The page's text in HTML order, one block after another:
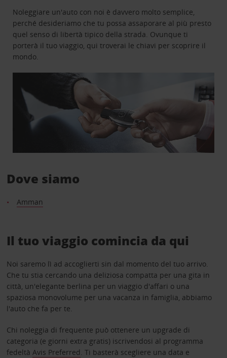
Noleggiare un'auto con noi è davvero molto semplice,
perché desideriamo che tu possa assaporare al più presto
quel senso di libertà tipico della strada. Ovunque ti
porterà il tuo viaggio, qui troverai le chiavi per scoprire il
mondo.
Dove siamo
Amman
Il tuo viaggio comincia da qui
Noi saremo lì ad accoglierti sin dal momento del tuo arrivo.
Che tu stia cercando una deliziosa compatta per una gita in
città, un'elegante berlina per un viaggio d'affari o una
spaziosa monovolume per una vacanza in famiglia, abbiamo
l'auto che fa per te.
Chi noleggia di frequente può ottenere un upgrade di
categoria (e giorni extra gratis) iscrivendosi al programma
fedeltà Avis Preferred. Ti basterà scegliere una data e